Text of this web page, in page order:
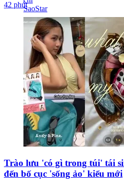
42 phút
Trào lưu 'có gì trong túi' tái
đến bố cục 'sống ảo' kiểu mới